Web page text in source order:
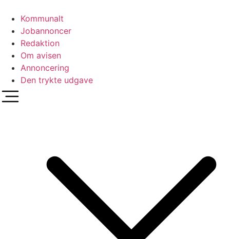
indhold
Kommunalt
Jobannoncer
Redaktion
Om avisen
Annoncering
Den trykte udgave